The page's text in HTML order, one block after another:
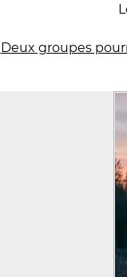
Deux groupes